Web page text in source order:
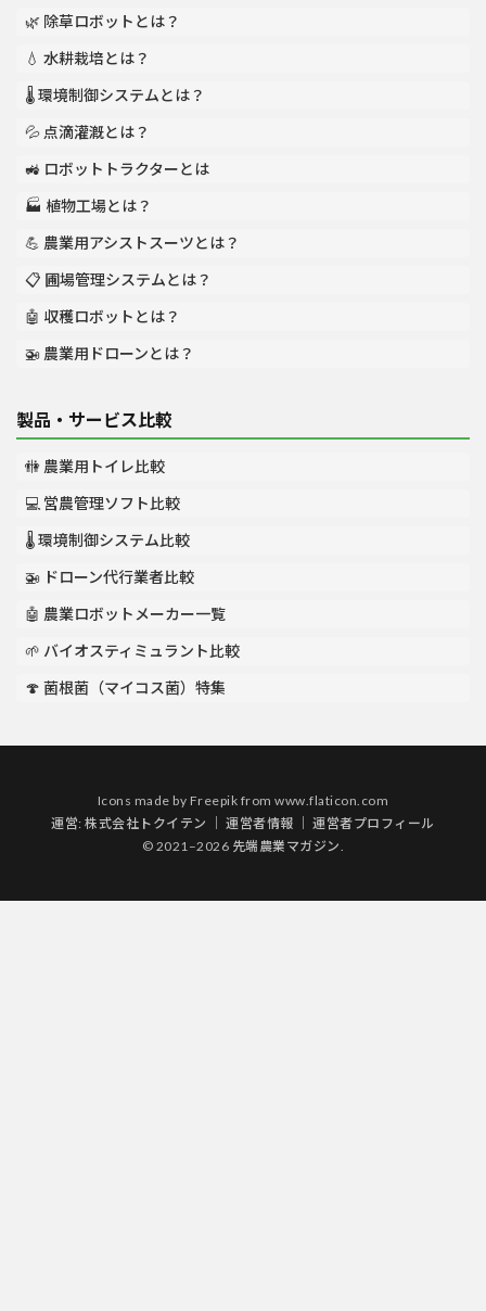
🌿 除草ロボットとは？
💧 水耕栽培とは？
🌡️ 環境制御システムとは？
💦 点滴灌漑とは？
🚜 ロボットトラクターとは
🏭 植物工場とは？
💪 農業用アシストスーツとは？
📋 圃場管理システムとは？
🤖 収穫ロボットとは？
🚁 農業用ドローンとは？
製品・サービス比較
🚻 農業用トイレ比較
💻 営農管理ソフト比較
🌡️ 環境制御システム比較
🚁 ドローン代行業者比較
🤖 農業ロボットメーカー一覧
🌱 バイオスティミュラント比較
🍄 菌根菌（マイコス菌）特集
Icons made by Freepik fromwww.flaticon.com
運営:株式会社トクイテン ｜運営者情報 ｜運営者プロフィール
© 2021–2026 先端農業マガジン.